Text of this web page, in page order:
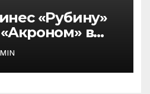
«Рубину»
в